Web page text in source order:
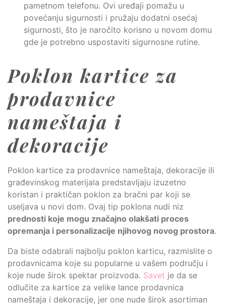
pametnom telefonu. Ovi uređaji pomažu u
povećanju sigurnosti i pružaju dodatni osećaj
sigurnosti, što je naročito korisno u novom domu
gde je potrebno uspostaviti sigurnosne rutine.
Poklon kartice za
prodavnice
nameštaja i
dekoracije
Poklon kartice za prodavnice nameštaja, dekoracije ili
građevinskog materijala predstavljaju izuzetno
koristan i praktičan poklon za bračni par koji se
useljava u novi dom. Ovaj tip poklona nudi niz
prednosti koje mogu značajno olakšati proces
opremanja i personalizacije njihovog novog prostora.
Da biste odabrali najbolju poklon karticu, razmislite o
prodavnicama koje su popularne u vašem području i
koje nude širok spektar proizvoda. Savet je da se
odlučite za kartice za velike lance prodavnica
nameštaja i dekoracije, jer one nude širok asortiman